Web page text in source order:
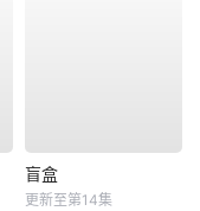
盲盒
更新至第14集